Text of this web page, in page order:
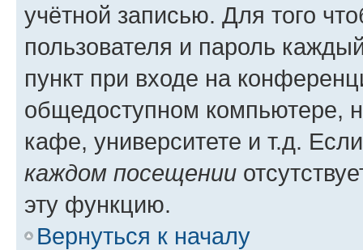
учётной записью. Для того
пользователя и пароль
пункт при входе на
общедоступном компьютере,
кафе, университете и т.д.
каждом посещении
эту функцию.
Вернуться к началу